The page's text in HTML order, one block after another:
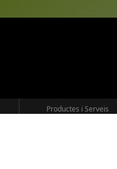
Productes i Serveis